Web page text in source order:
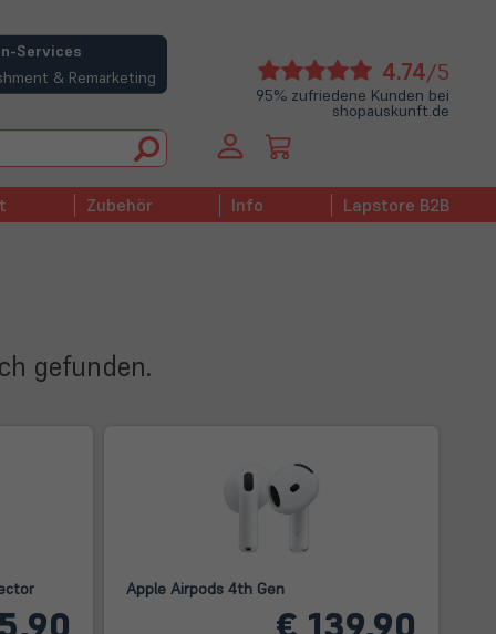
Services
& Remarketing 4.74/5
95% zufriedene Kunden bei
shopauskunft.de
Zubehör Info Lapstore B2B
gefunden.
Apple Airpods 4th Gen